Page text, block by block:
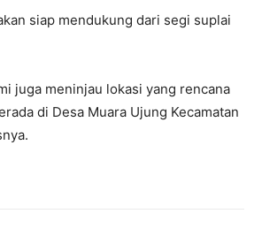
siap mendukung dari segi suplai
juga meninjau lokasi yang rencana
di Desa Muara Ujung Kecamatan